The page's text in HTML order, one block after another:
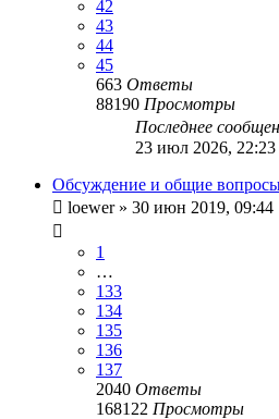
42
43
44
45
663 Ответы
88190 Просмотры
Последнее
23 июл 2026, 22:23
Обсуждение и общие
loewer» 30 июн 2019, 09:44
1
…
133
134
135
136
137
2040 Ответы
168122 Просмотры